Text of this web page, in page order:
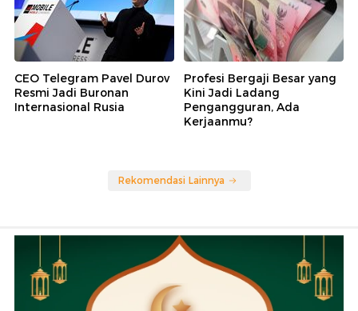
CEO Telegram Pavel Durov
Resmi Jadi Buronan
Internasional Rusia
Profesi Bergaji Besar yang
Kini Jadi Ladang
Pengangguran, Ada
Kerjaanmu?
Rekomendasi Lainnya